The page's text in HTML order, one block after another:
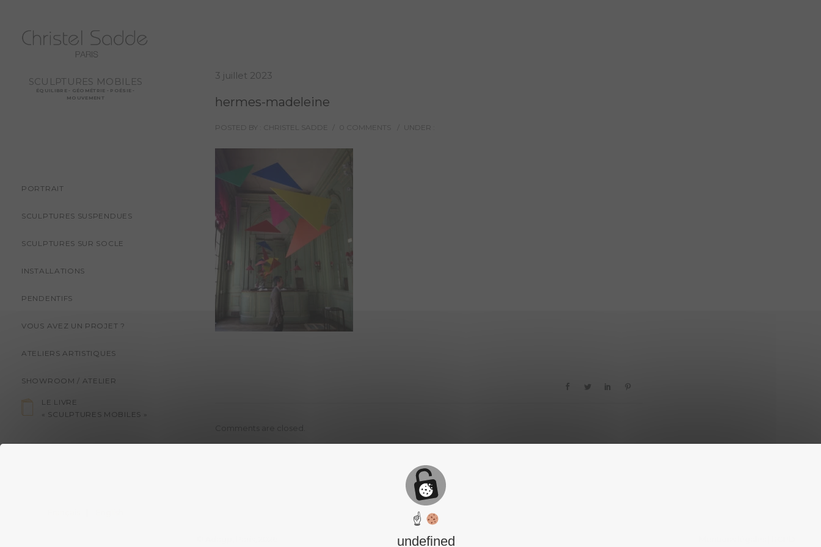
SCULPTURES MOBILES
ÉQUILIBRE - GÉOMÉTRIE - POÉSIE -
MOUVEMENT
PORTRAIT
SCULPTURES SUSPENDUES
SCULPTURES SUR SOCLE
INSTALLATIONS
PENDENTIFS
VOUS AVEZ UN PROJET ?
ATELIERS ARTISTIQUES
SHOWROOM / ATELIER
LE LIVRE
« SCULPTURES MOBILES »
3 juillet 2023
hermes-madeleine
POSTED BY : CHRISTEL SADDE 0 COMMENTS UNDER :
Comments are closed.
☝
undefined